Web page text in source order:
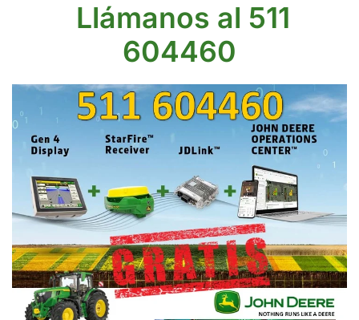
Llámanos al 511
604460